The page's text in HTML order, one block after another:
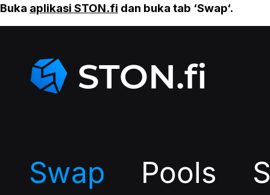
Buka aplikasi STON.fi dan buka tab ‘Swap‘.